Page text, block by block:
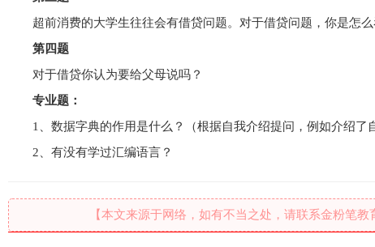
超前消费的大学生往往会有借贷问题。对于借贷问题，你是怎么
第四题
对于借贷你认为要给父母说吗？
专业题：
1、数据字典的作用是什么？（根据自我介绍提问，例如介绍了
2、有没有学过汇编语言？
【本文来源于网络，如有不当之处，请联系金粉笔